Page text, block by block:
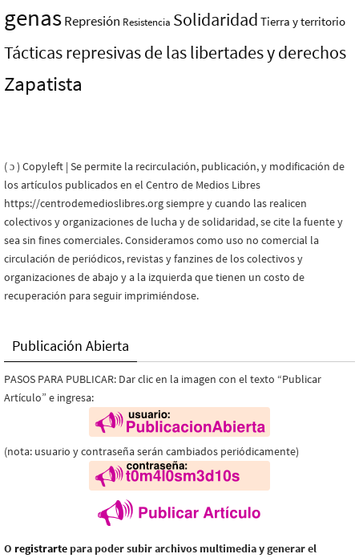
genasRepresión Resistencia Solidaridad Tierra y territorio
Tácticas represivas de las libertades y derechos
Zapatista
( ɔ ) Copyleft | Se permite la recirculación, publicación, y modificación de
los artículos publicados en el Centro de Medios Libres
https://centrodemedioslibres.org siempre y cuando las realicen
colectivos y organizaciones de lucha y de solidaridad, se cite la fuente y
sea sin fines comerciales. Consideramos como uso no comercial la
circulación de periódicos, revistas y fanzines de los colectivos y
organizaciones de abajo y a la izquierda que tienen un costo de
recuperación para seguir imprimiéndose.
Publicación Abierta
PASOS PARA PUBLICAR: Dar clic en la imagen con el texto “Publicar
Artículo” e ingresa:
(nota: usuario y contraseña serán cambiados periódicamente)
O registrarte para poder subir archivos multimedia y generar el